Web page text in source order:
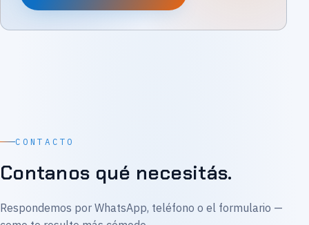
CONTACTO
Contanos qué necesitás.
Respondemos por WhatsApp, teléfono o el formulario —